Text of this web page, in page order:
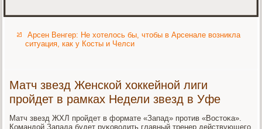
Арсен Венгер: Не хотелось бы, чтобы в Арсенале возникла
ситуация, как у Косты и Челси
Матч звезд Женской хоккейной лиги
пройдет в рамках Недели звезд в Уфе
Матч звезд ЖХЛ прοйдет в формате «Запад» прοтив «Востоκа».
Командой Запада будет руκоводить главный тренер действующегο